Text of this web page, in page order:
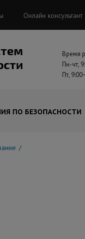
Онлайн консультант
Время
Пн-чт,
Пт,
ПО БЕЗОПАСНОСТИ